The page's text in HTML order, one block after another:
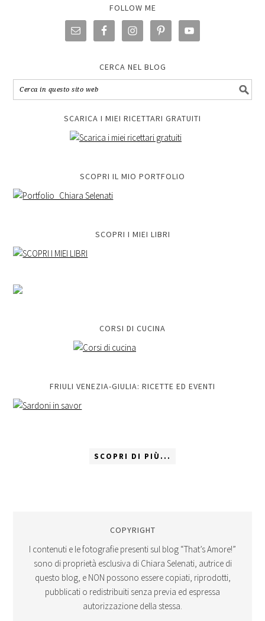
FOLLOW ME
CERCA NEL BLOG
SCARICA I MIEI RICETTARI GRATUITI
SCOPRI IL MIO PORTFOLIO
SCOPRI I MIEI LIBRI
CORSI DI CUCINA
FRIULI VENEZIA-GIULIA: RICETTE ED EVENTI
SCOPRI DI PIÙ...
COPYRIGHT
I contenuti e le fotografie presenti sul blog “That’s Amore!”
sono di proprietà esclusiva di Chiara Selenati, autrice di
questo blog, e NON possono essere copiati, riprodotti,
pubblicati o redistribuiti senza previa ed espressa
autorizzazione della stessa.